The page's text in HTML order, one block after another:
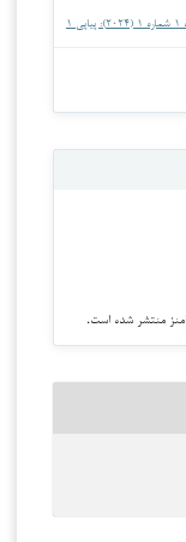
۱
منتشر شده است.